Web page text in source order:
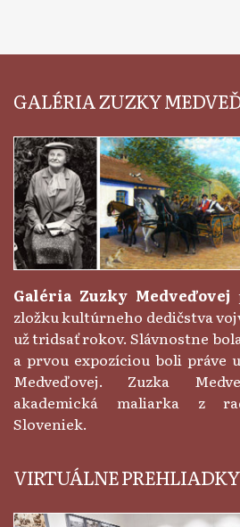
GALÉRIA ZUZKY
Galéria Zuzky Medveďovej
zložku kultúrneho dedičstva
už tridsať rokov. Slávnostne
a prvou expozíciou boli práve
Medveďovej. Zuzka
akademická maliarka z
Sloveniek.
VIRTUÁLNE PREHLIADKY